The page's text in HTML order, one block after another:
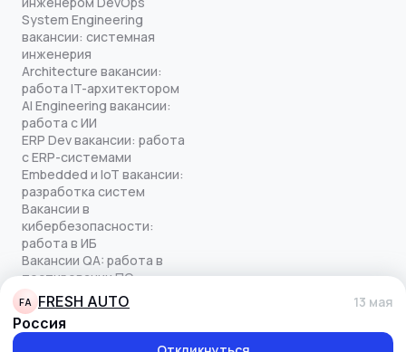
FA FRESH AUTO 13 мая
Россия
System Engineering
вакансии: системная
инженерия
Architecture вакансии:
работа IT-архитектором
AI Engineering вакансии:
работа с ИИ
ERP Dev вакансии: работа
с ERP-системами
Embedded и IoT вакансии:
разработка систем
Вакансии в
кибербезопасности:
работа в ИБ
Вакансии QA: работа в
тестировании ПО
© quick-offer.ru 2024–2026